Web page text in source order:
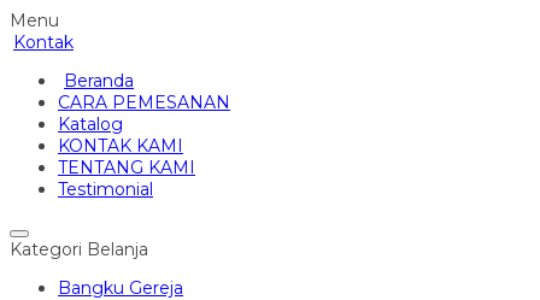
Menu
Kontak
Beranda
CARA PEMESANAN
Katalog
KONTAK KAMI
TENTANG KAMI
Testimonial
Kategori Belanja
Bangku Gereja